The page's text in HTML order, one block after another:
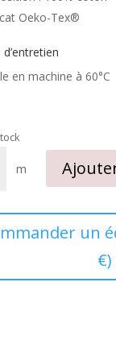
Oeko-Tex®
en machine à 60°C
m
un
€)